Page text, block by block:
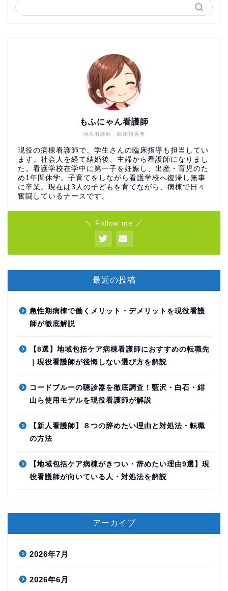
現役看護師・臨床指導者
もふにゃん看護師
現役の病棟看護師で、学生さんの臨床指導も担当してい
ます。社会人を経て結婚後、主婦から看護師になりまし
た。看護学校在学中に第一子を妊娠し、出産・育児のた
め1年間休学。子育てをしながら看護学校へ復帰し無事
に卒業。現在は3人の子どもを育てながら、病棟で日々
奮闘しているナースです。
＼ Follow me ／
最近の投稿
急性期病棟で働くメリット・デメリットを現役看護
師が徹底解説
【8選】地域包括ケア病棟看護師におすすめの転職先
｜現役看護師が後悔しない選び方を解説
コードブルーの聴診器を徹底調査！藍沢・白石・緋
山ら使用モデルを現役看護師が解説
【新人看護師】８つの辞めたい理由と対処法・転職
の方法
【地域包括ケア病棟がきつい・辞めたい理由9選】現
役看護師が向いている人・対処法を解説
アーカイブ
2026年7月
2026年6月